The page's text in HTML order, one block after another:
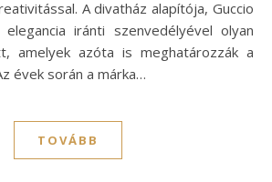
A divatház alapítója, Guccio
iránti szenvedélyével olyan
amelyek azóta is meghatározzák a
évek során a márka…
TOVÁBB